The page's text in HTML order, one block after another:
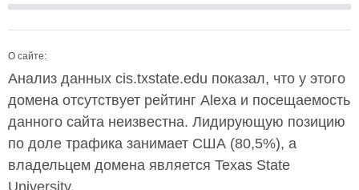
О сайте:
Анализ данных cis.txstate.edu показал, что у этого
домена отсутствует рейтинг Alexa и посещаемость
данного сайта неизвестна. Лидирующую позицию
по доле трафика занимает США (80,5%), а
владельцем домена является Texas State
University.